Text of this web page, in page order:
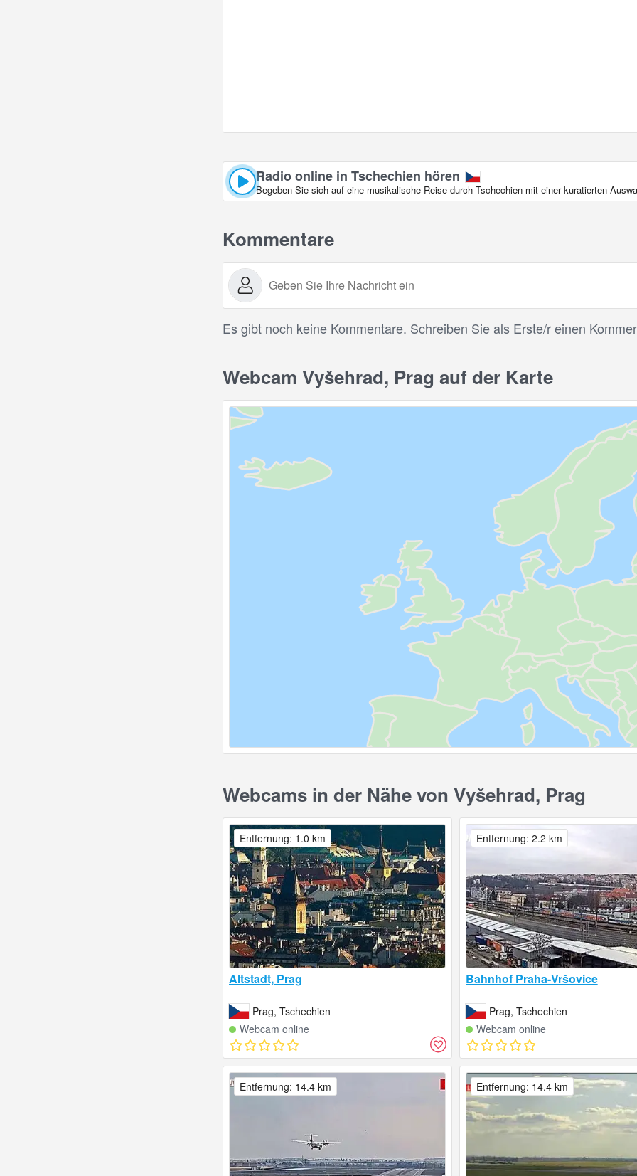
Radio online in Tschechien hören
Begeben Sie sich auf eine musikalische Reise durch Tschechien mit einer kuratierten
Kommentare
Es gibt noch keine Kommentare. Schreiben Sie als Erste/r einen
Webcam Vyšehrad, Prag auf der Karte
Webcams in der Nähe von Vyšehrad, Prag
Altstadt, Prag
Prag, Tschechien
Webcam online
Entfernung: 1.0 km
Bahnhof Praha-Vršovice
Prag, Tschechien
Webcam online
Entfernung: 2.2 km
Entfernung: 14.4 km Entfernung: 14.4 km